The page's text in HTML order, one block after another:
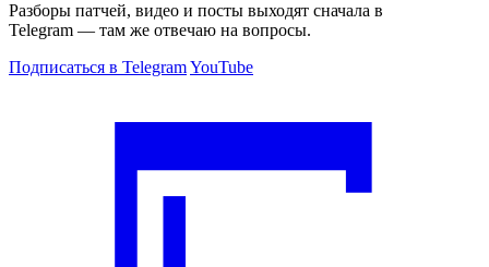
Разборы патчей, видео и посты выходят сначала в
Telegram — там же отвечаю на вопросы.
Подписаться в TelegramYouTube